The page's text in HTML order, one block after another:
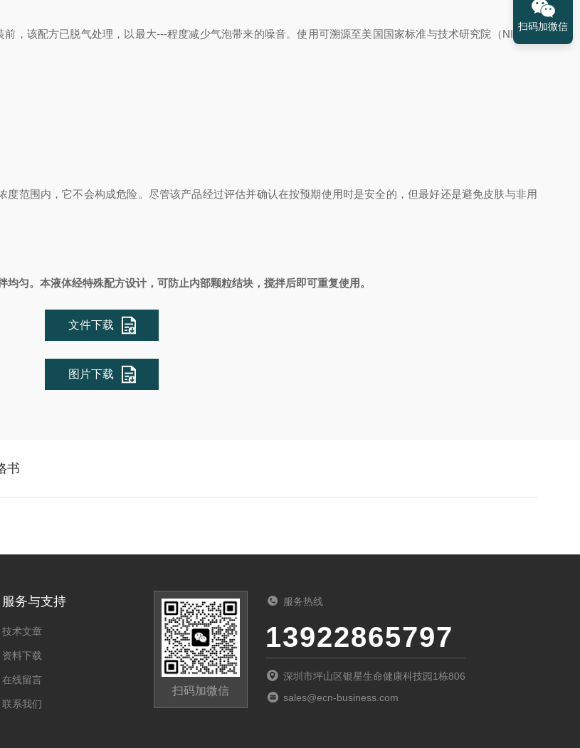
，该配方已脱气处理，以最大---程度减少气泡带来的噪音。使用可溯源至美国国家标准与技术研究院（NIST）
范围内，它不会构成危险。尽管该产品经过评估并确认在按预期使用时是安全的，但最好还是避免皮肤与非用
匀。本液体经特殊配方设计，可防止内部颗粒结块，搅拌后即可重复使用。
文件下载
图片下载
书
服务与支持
技术文章
资料下载
在线留言
联系我们
扫码加微信
服务热线
13922865797
深圳市坪山区银星生命健康科技园1栋806
sales@ecn-business.com
扫码加微信